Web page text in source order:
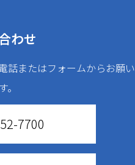
わせ
話またはフォームからお願い
。
7700